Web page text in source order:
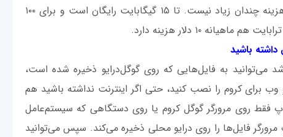
کمی هزینه به گوگل پرداخت کنید. اما این هزینه چندان زیاد نیست. تا ۱۵ گیگابایت رایگان است و برای ۱۰۰
می‌توانید به فایل‌هایی که روی گوگل‌درایو ذخیره شده است،
برای کروم را نصب کنید، حتی اگر اینترنت نداشته باشید هم
اپ فقط روی مرورگر گوگل کروم یا روی دستگاهی که سیستم‌عامل
فایل‌ها را روی درایو محلی ذخیره می‌کند. سپس می‌توانید